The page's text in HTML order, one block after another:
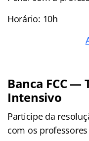
Horário: 10h
Banca FCC
Intensivo
Participe da
com os